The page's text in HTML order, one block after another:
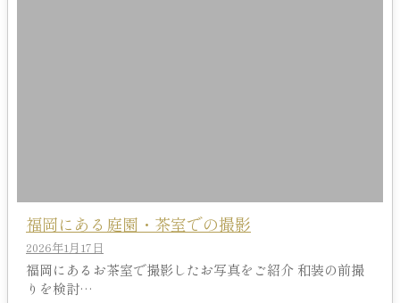
福岡にある庭園・茶室での撮影
2026年1月17日
福岡にあるお茶室で撮影したお写真をご紹介 和装の前撮
りを検討…